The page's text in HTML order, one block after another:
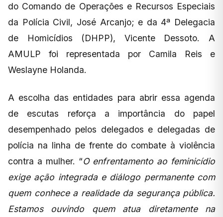
do Comando de Operações e Recursos Especiais
da Polícia Civil, José Arcanjo; e da 4ª Delegacia
de Homicídios (DHPP), Vicente Dessoto. A
AMULP foi representada por Camila Reis e
Weslayne Holanda.
A escolha das entidades para abrir essa agenda
de escutas reforça a importância do papel
desempenhado pelos delegados e delegadas de
polícia na linha de frente do combate à violência
contra a mulher. “O enfrentamento ao feminicídio
exige ação integrada e diálogo permanente com
quem conhece a realidade da segurança pública.
Estamos ouvindo quem atua diretamente na